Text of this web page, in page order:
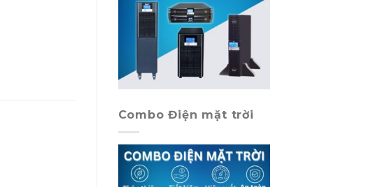
Combo Điện mặt trời